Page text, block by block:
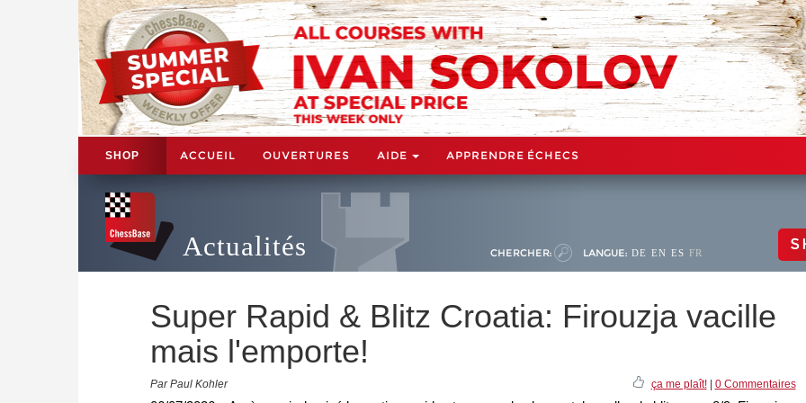
SHOP ACCUEIL OUVERTURES AIDE APPRENDRE ÉCHECS
Actualités CHERCHER: LANGUE: DE EN ES FR
Super Rapid & Blitz Croatia: Firouzja vacille
mais l'emporte!
Par Paul Kohler ça me plaît!| 0 Commentaires